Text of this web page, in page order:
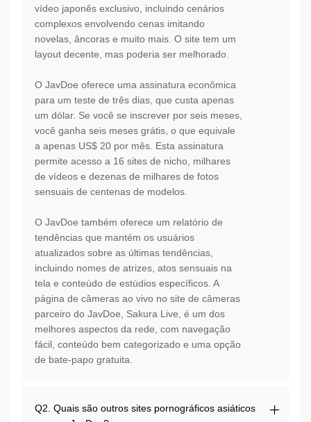
vídeo japonês exclusivo, incluindo cenários
complexos envolvendo cenas imitando
novelas, âncoras e muito mais. O site tem um
layout decente, mas poderia ser melhorado.
O JavDoe oferece uma assinatura econômica
para um teste de três dias, que custa apenas
um dólar. Se você se inscrever por seis meses,
você ganha seis meses grátis, o que equivale
a apenas US$ 20 por mês. Esta assinatura
permite acesso a 16 sites de nicho, milhares
de vídeos e dezenas de milhares de fotos
sensuais de centenas de modelos.
O JavDoe também oferece um relatório de
tendências que mantém os usuários
atualizados sobre as últimas tendências,
incluindo nomes de atrizes, atos sensuais na
tela e conteúdo de estúdios específicos. A
página de câmeras ao vivo no site de câmeras
parceiro do JavDoe, Sakura Live, é um dos
melhores aspectos da rede, com navegação
fácil, conteúdo bem categorizado e uma opção
de bate-papo gratuita.
Q2. Quais são outros sites pornográficos asiáticos